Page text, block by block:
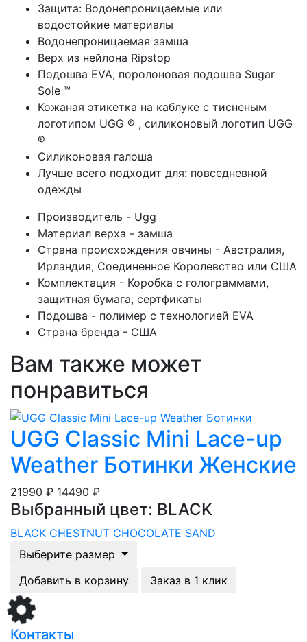
Защита: Водонепроницаемые или
водостойкие материалы
Водонепроницаемая замша
Верх из нейлона Ripstop
Подошва EVA, поролоновая подошва Sugar
Sole ™
Кожаная этикетка на каблуке с тисненым
логотипом UGG ® , силиконовый логотип UGG
®
Силиконовая галоша
Лучше всего подходит для: повседневной
одежды
Производитель - Ugg
Материал верха - замша
Страна происхождения овчины - Австралия,
Ирландия, Соединенное Королевство или США
Комплектация - Коробка с голограммами,
защитная бумага, сертфикаты
Подошва - полимер с технологией EVA
Страна бренда - США
Вам также может
понравиться
UGG Classic Mini Lace-up
Weather Ботинки Женские
21990 ₽ 14490 ₽
Выбранный цвет: BLACK
BLACK CHESTNUT CHOCOLATE SAND
Выберите размер
Добавить в корзину
Заказ в 1 клик
Контакты